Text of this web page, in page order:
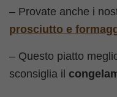
– Provate anche i
prosciutto e
– Questo piatto
sconsiglia il